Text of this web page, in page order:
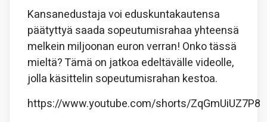
Kansanedustaja voi eduskuntakautensa
päätyttyä saada sopeutumisrahaa yhteensä
melkein miljoonan euron verran! Onko tässä
mieltä? Tämä on jatkoa edeltävälle videolle,
jolla käsittelin sopeutumisrahan kestoa.
https://www.youtube.com/shorts/ZqGmUiUZ7P8